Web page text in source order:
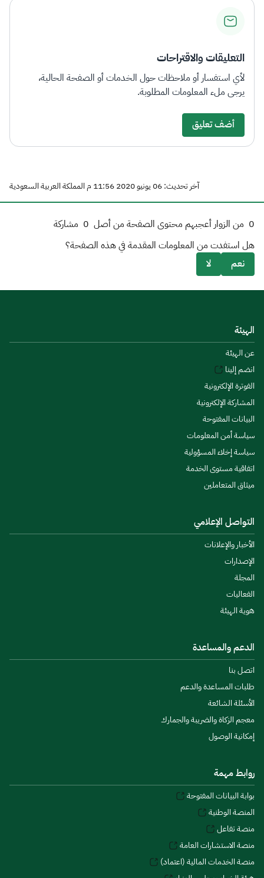
التعليقات والاقتراحات
لأي استفسار أو ملاحظات حول الخدمات أو الصفحة الحالية،
يرجى ملء المعلومات المطلوبة.
أضف تعليق
آخر تحديث: 06 يونيو 2020 11:56 م المملكة العربية السعودية
0 من الزوار أعجبهم محتوى الصفحة من أصل 0 مشاركة
هل استفدت من المعلومات المقدمة في هذه الصفحة؟
نعم
لا
الهيئة
عن الهيئة
انضم إلينا
الفوترة الإلكترونية
المشاركة الإلكترونية
البيانات المفتوحة
سياسة أمن المعلومات
سياسة إخلاء المسؤولية
اتفاقية مستوى الخدمة
ميثاق المتعاملين
التواصل الإعلامي
الأخبار والإعلانات
الإصدارات
المجلة
الفعاليات
هوية الهيئة
الدعم والمساعدة
اتصل بنا
طلبات المساعدة والدعم
الأسئلة الشائعة
معجم الزكاة والضريبة والجمارك
إمكانية الوصول
روابط مهمة
بوابة البيانات المفتوحة
المنصة الوطنية
منصة تفاعل
منصة الاستشارات العامة
منصة الخدمات المالية (اعتماد)